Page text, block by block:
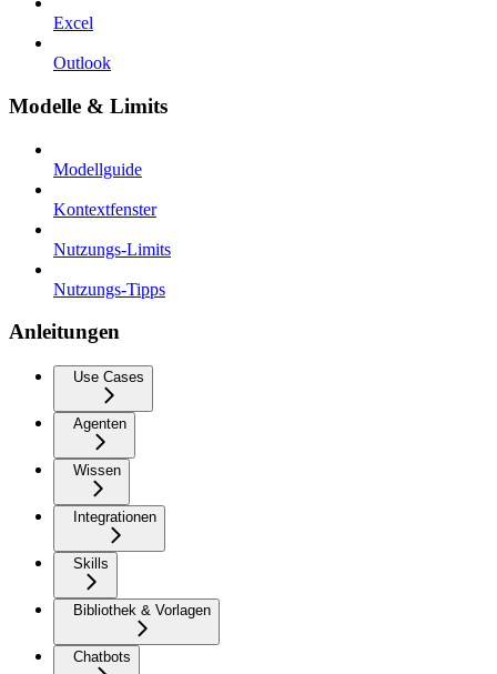
Excel
Outlook
Modelle & Limits
Modellguide
Kontextfenster
Nutzungs-Limits
Nutzungs-Tipps
Anleitungen
Use Cases
Agenten
Wissen
Integrationen
Skills
Bibliothek & Vorlagen
Chatbots